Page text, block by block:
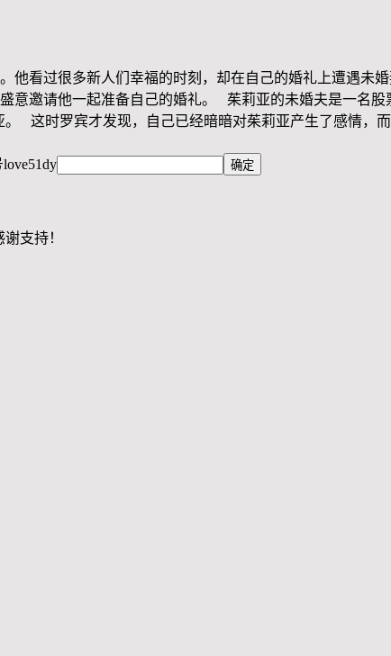
他看过很多新人们幸福的时刻，却在自己的婚礼上遭遇未
意邀请他一起准备自己的婚礼。 茱莉亚的未婚夫是一名
。 这时罗宾才发现，自己已经暗暗对茱莉亚产生了感情
love51dy
支持！